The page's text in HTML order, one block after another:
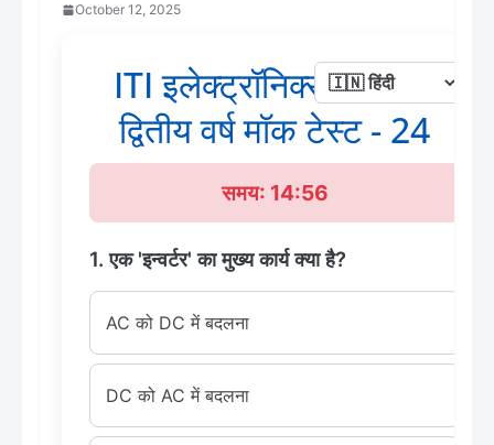
October 12, 2025
ITI इलेक्ट्रॉनिक्स मैकेनिक
द्वितीय वर्ष मॉक टेस्ट - 24
समय: 14:56
1. एक 'इन्वर्टर' का मुख्य कार्य क्या है?
AC को DC में बदलना
DC को AC में बदलना